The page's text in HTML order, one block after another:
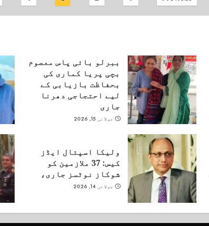
pagination
ببرلو بائی پاس معصوم
بچی پریا کماری کی
بحفاظت بازیابی کے
لیے احتجاجی دھرنا
جاری
جولائی 15, 2026
ولیکا اسپتال ایڈز
کیس: 37 ملازمین کو
شوکاز نوٹسز جاری،
جولائی 14, 2026